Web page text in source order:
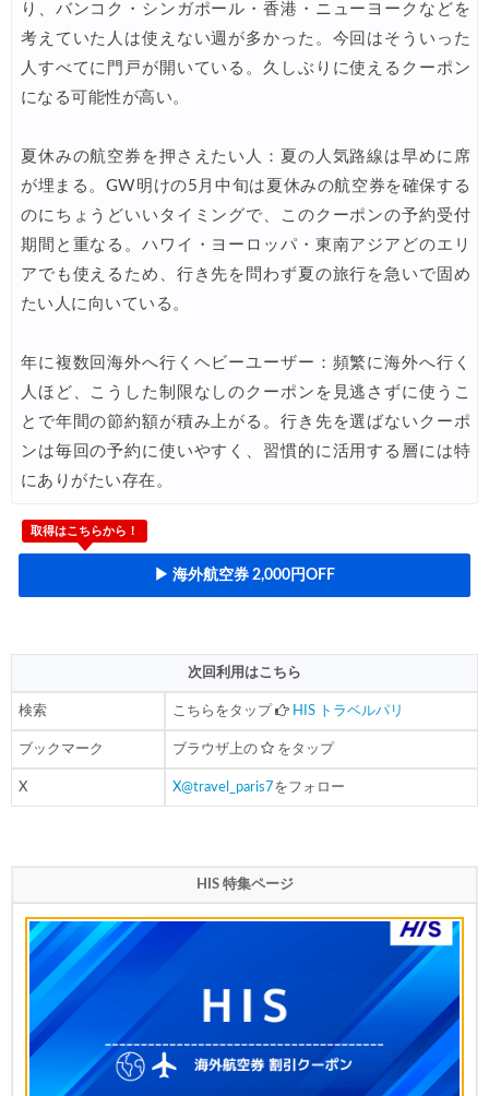
り、バンコク・シンガポール・香港・ニューヨークなどを
考えていた人は使えない週が多かった。今回はそういった
人すべてに門戸が開いている。久しぶりに使えるクーポン
になる可能性が高い。
夏休みの航空券を押さえたい人：夏の人気路線は早めに席
が埋まる。GW明けの5月中旬は夏休みの航空券を確保する
のにちょうどいいタイミングで、このクーポンの予約受付
期間と重なる。ハワイ・ヨーロッパ・東南アジアどのエリ
アでも使えるため、行き先を問わず夏の旅行を急いで固め
たい人に向いている。
年に複数回海外へ行くヘビーユーザー：頻繁に海外へ行く
人ほど、こうした制限なしのクーポンを見逃さずに使うこ
とで年間の節約額が積み上がる。行き先を選ばないクーポ
ンは毎回の予約に使いやすく、習慣的に活用する層には特
にありがたい存在。
取得はこちらから！
▶ 海外航空券 2,000円OFF
次回利用はこちら
検索 こちらをタップ HIS トラベルパリ
ブックマーク ブラウザ上の をタップ
X X@travel_paris7をフォロー
HIS 特集ページ